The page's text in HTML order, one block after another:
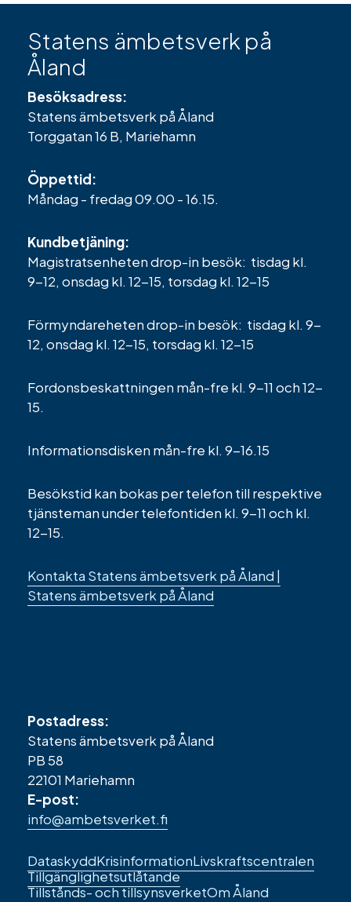
Statens ämbetsverk på
Åland
Besöksadress:
Statens ämbetsverk på Åland
Torggatan 16 B, Mariehamn
Öppettid:
Måndag - fredag 09.00 - 16.15.
Kundbetjäning:
Magistratsenheten drop-in besök: tisdag kl.
9-12, onsdag kl. 12-15, torsdag kl. 12-15
Förmyndareheten drop-in besök: tisdag kl. 9-
12, onsdag kl. 12-15, torsdag kl. 12-15
Fordonsbeskattningen mån-fre kl. 9-11 och 12-
15.
Informationsdisken mån-fre kl. 9-16.15
Besökstid kan bokas per telefon till respektive
tjänsteman under telefontiden kl. 9-11 och kl.
12-15.
Kontakta Statens ämbetsverk på Åland |
Statens ämbetsverk på Åland
Postadress:
Statens ämbetsverk på Åland
PB 58
22101 Mariehamn
E-post:
info@ambetsverket.fi
Sidfotens
länkar
DataskyddKrisinformationLivskraftscentralen
Tillgänglighetsutlåtande
Tillstånds- och tillsynsverketOm Åland